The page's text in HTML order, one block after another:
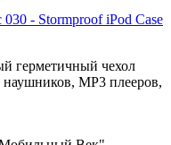
- Stormproof iPod Case
герметичный чехол
наушников, МР3 плееров,